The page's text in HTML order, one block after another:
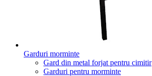
Garduri morminte
Gard din metal forjat pentru cimitir
Garduri pentru morminte